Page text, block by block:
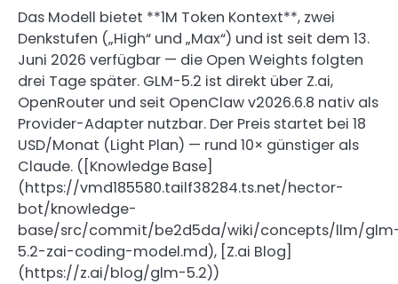
Das Modell bietet **1M Token Kontext**, zwei
Denkstufen („High“ und „Max“) und ist seit dem 13.
Juni 2026 verfügbar — die Open Weights folgten
drei Tage später. GLM-5.2 ist direkt über Z.ai,
OpenRouter und seit OpenClaw v2026.6.8 nativ als
Provider-Adapter nutzbar. Der Preis startet bei 18
USD/Monat (Light Plan) — rund 10× günstiger als
Claude. ([Knowledge Base]
(https://vmd185580.tailf38284.ts.net/hector-
bot/knowledge-
base/src/commit/be2d5da/wiki/concepts/llm/
5.2-zai-coding-model.md), [Z.ai Blog]
(https://z.ai/blog/glm-5.2))